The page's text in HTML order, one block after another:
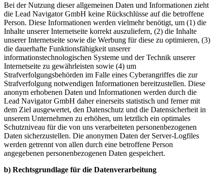
Bei der Nutzung dieser allgemeinen Daten und Informationen zieht
die Lead Navigator GmbH keine Rückschlüsse auf die betroffene
Person. Diese Informationen werden vielmehr benötigt, um (1) die
Inhalte unserer Internetseite korrekt auszuliefern, (2) die Inhalte
unserer Internetseite sowie die Werbung für diese zu optimieren, (3)
die dauerhafte Funktionsfähigkeit unserer
informationstechnologischen Systeme und der Technik unserer
Internetseite zu gewährleisten sowie (4) um
Strafverfolgungsbehörden im Falle eines Cyberangriffes die zur
Strafverfolgung notwendigen Informationen bereitzustellen. Diese
anonym erhobenen Daten und Informationen werden durch die
Lead Navigator GmbH daher einerseits statistisch und ferner mit
dem Ziel ausgewertet, den Datenschutz und die Datensicherheit in
unserem Unternehmen zu erhöhen, um letztlich ein optimales
Schutzniveau für die von uns verarbeiteten personenbezogenen
Daten sicherzustellen. Die anonymen Daten der Server-Logfiles
werden getrennt von allen durch eine betroffene Person
angegebenen personenbezogenen Daten gespeichert.
b) Rechtsgrundlage für die Datenverarbeitung